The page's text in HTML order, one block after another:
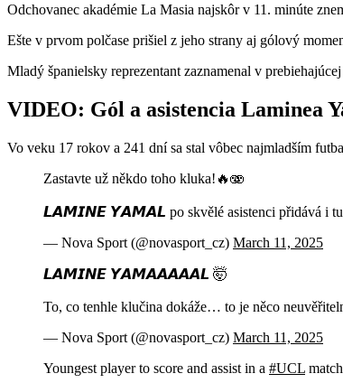
Odchovanec akadémie La Masia najskôr v 11. minúte
Ešte v prvom polčase prišiel z jeho strany aj gólový
Mladý španielsky reprezentant zaznamenal v
VIDEO: Gól a asistencia Laminea
Vo veku 17 rokov a 241 dní sa stal vôbec najmladším
Zastavte už někdo toho kluka!🔥🫨
𝙇𝘼𝙈𝙄𝙉𝙀 𝙔𝘼𝙈𝘼𝙇 po skvělé asistenci přidává i
— Nova Sport (@novasport_cz) March 11, 2025
𝙇𝘼𝙈𝙄𝙉𝙀 𝙔𝘼𝙈𝘼𝘼𝘼𝘼𝘼𝙇 🤯
To, co tenhle klučina dokáže… to je něco
— Nova Sport (@novasport_cz) March 11, 2025
Youngest player to score and assist in a #UCL